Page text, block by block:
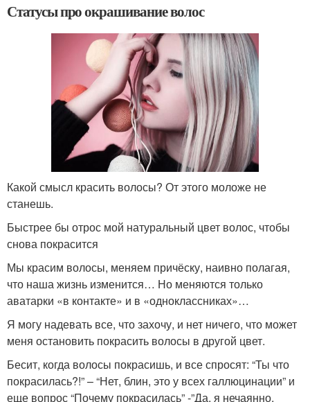
Статусы про окрашивание волос
Какой смысл красить волосы? От этого моложе не
станешь.
Быстрее бы отрос мой натуральный цвет волос, чтобы
снова покрасится
Мы красим волосы, меняем причёску, наивно полагая,
что наша жизнь изменится… Но меняются только
аватарки «в контакте» и в «одноклассниках»…
Я могу надевать все, что захочу, и нет ничего, что может
меня остановить покрасить волосы в другой цвет.
Бесит, когда волосы покрасишь, и все спросят: “Ты что
покрасилась?!” – “Нет, блин, это у всех галлюцинации” и
еще вопрос “Почему покрасилась” -”Да, я нечаянно,